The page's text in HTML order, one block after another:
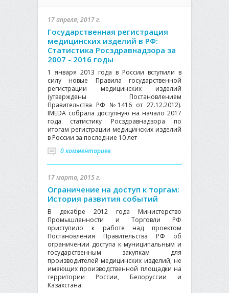
17 апреля, 2017 г.
Государственная регистрация
медицинских изделий в РФ:
Статистика Росздравнадзора за
2007 - 2016 годы
1 января 2013 года в России вступили в
силу новые Правила государственной
регистрации медицинских изделий
(утверждены Постановлением
Правительства РФ №1416 от 27.12.2012).
IMEDA собрала доступную на начало 2017
года статистику Росздравнадзора по
итогам регистрации медицинских изделий
в России за последние 10 лет
0 комментариев
17 марта, 2015 г.
Ограничение на доступ к торгам:
История развития событий
В декабре 2012 года Министерство
Промышленности и Торговли РФ
приступило к работе над проектом
Постановления Правительства РФ об
ограничении доступа к муниципальным и
государственным закупкам для
производителей медицинских изделий, не
имеющих производственной площадки на
территории России, Белоруссии и
Казахстана.